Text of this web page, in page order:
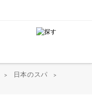
> 日本のスパ >